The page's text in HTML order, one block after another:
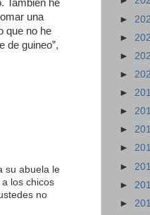
También he
una
que no he
de guineo”,
su abuela le
los chicos
no
►
►
►
►
►
►
►
►
►
►
►